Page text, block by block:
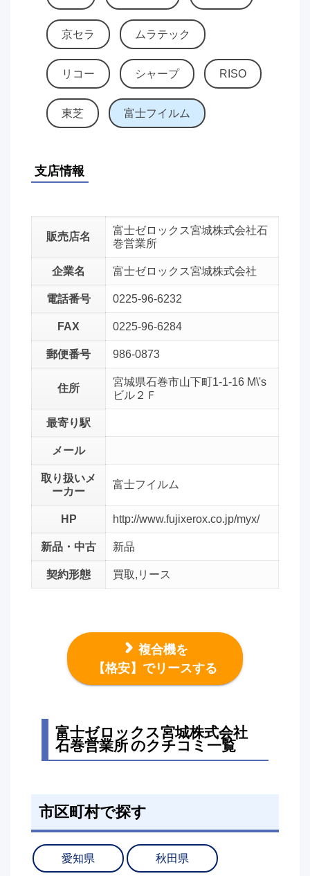
京セラ ムラテック
リコー シャープ RISO
東芝 富士フイルム
支店情報
販売店名
富士ゼロックス宮城株式会社石
巻営業所
企業名 富士ゼロックス宮城株式会社
電話番号 0225-96-6232
FAX 0225-96-6284
郵便番号 986-0873
住所
宮城県石巻市山下町1-1-16 M\'s
ビル２Ｆ
最寄り駅
メール
取り扱いメ
ーカー
富士フイルム
HP http://www.fujixerox.co.jp/myx/
新品・中古 新品
契約形態 買取,リース
複合機を
【格安】でリースする
富士ゼロックス宮城株式会社
石巻営業所 のクチコミ一覧
市区町村で探す
愛知県 秋田県